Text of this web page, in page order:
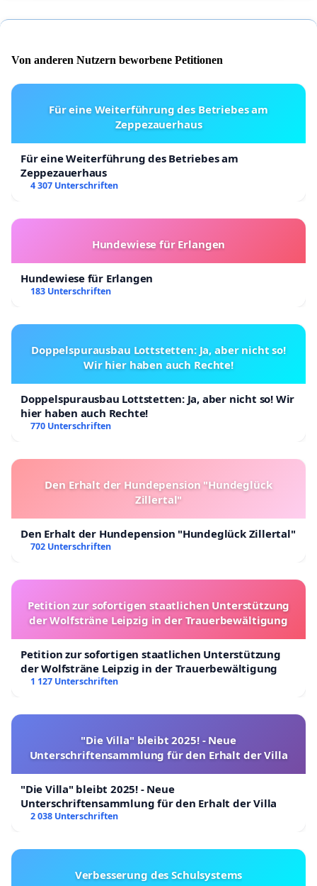
Von anderen Nutzern beworbene Petitionen
Für eine Weiterführung des Betriebes am
Zeppezauerhaus
Für eine Weiterführung des Betriebes am
Zeppezauerhaus
4 307 Unterschriften
Hundewiese für Erlangen
Hundewiese für Erlangen
183 Unterschriften
Doppelspurausbau Lottstetten: Ja, aber nicht so!
Wir hier haben auch Rechte!
Doppelspurausbau Lottstetten: Ja, aber nicht so! Wir
hier haben auch Rechte!
770 Unterschriften
Den Erhalt der Hundepension "Hundeglück
Zillertal"
Den Erhalt der Hundepension "Hundeglück Zillertal"
702 Unterschriften
Petition zur sofortigen staatlichen Unterstützung
der Wolfsträne Leipzig in der Trauerbewältigung
Petition zur sofortigen staatlichen Unterstützung
der Wolfsträne Leipzig in der Trauerbewältigung
1 127 Unterschriften
"Die Villa" bleibt 2025! - Neue
Unterschriftensammlung für den Erhalt der Villa
"Die Villa" bleibt 2025! - Neue
Unterschriftensammlung für den Erhalt der Villa
2 038 Unterschriften
Verbesserung des Schulsystems